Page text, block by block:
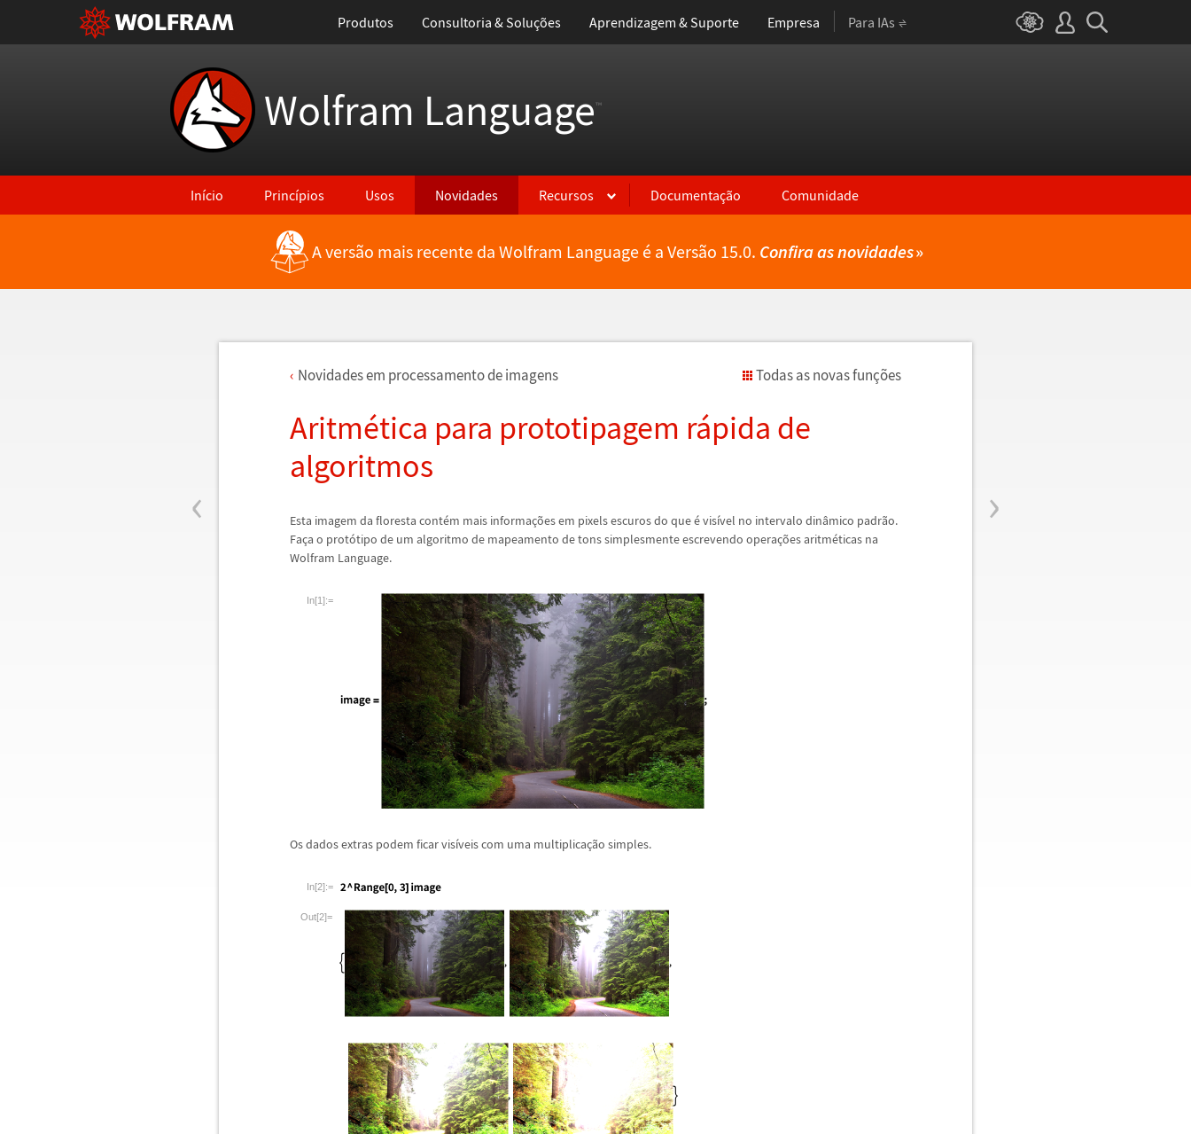
Produtos Consultoria & Soluções Aprendizagem & Suporte Empresa Para IAs
Wolfram Language™
Início Princípios Usos Novidades Recursos Documentação Comunidade
A versão mais recente da Wolfram Language é a Versão 15.0. Confira as novidades»
‹ ›
Novidades em processamento de imagens Todas as novas funções
Aritmética para prototipagem rápida de
algoritmos
Esta imagem da floresta contém mais informações em pixels escuros do queévisível no intervalo dinâmico padrão.
Faça o protótipo de um algoritmo de mapeamento de tons simplesmente escrevendo operações aritméticas na
Wolfram Language.
In[1]:=
Os dados extras podem ficar visíveis com uma multiplicação simples.
In[2]:=
Out[2]=